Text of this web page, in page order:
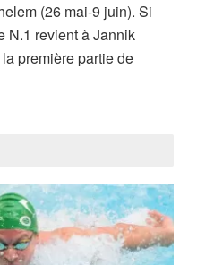
(26 mai-9 juin). Si
N.1 revient à Jannik
première partie de